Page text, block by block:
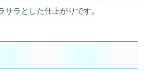
サラとした仕上がりです。